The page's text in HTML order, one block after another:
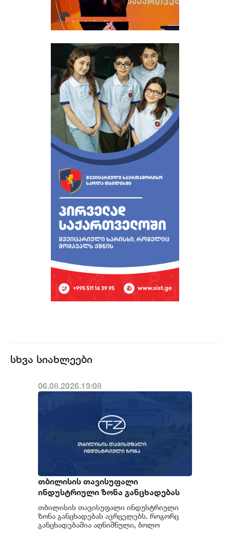
სხვა სიახლეები
06.08.2026.19:08
თბილისის თავისუფალი
ინდუსტრიული ზონა განცხადებას
ავრცელებს
თბილისის თავისუფალი ინდუსტრიული
ზონა განცხადებას ავრცელებს. როგორც
განცხადებაშია აღნიშნული, ბოლო